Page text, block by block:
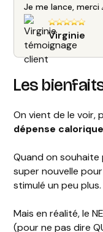
Je me lance, merci
Virginie
Les
On vient de le voir,
dépense
Quand on souhaite
super nouvelle
stimulé un peu plus.
Mais en réalité, le
(pour ne pas dire